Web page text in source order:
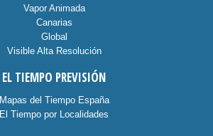
Vapor Animada
Canarias
Global
Visible Alta Resolución
EL TIEMPO PREVISIÓN
Mapas del Tiempo España
El Tiempo por Localidades